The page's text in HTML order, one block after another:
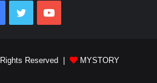
Facebook
Twitter
Reserved | MYSTORY